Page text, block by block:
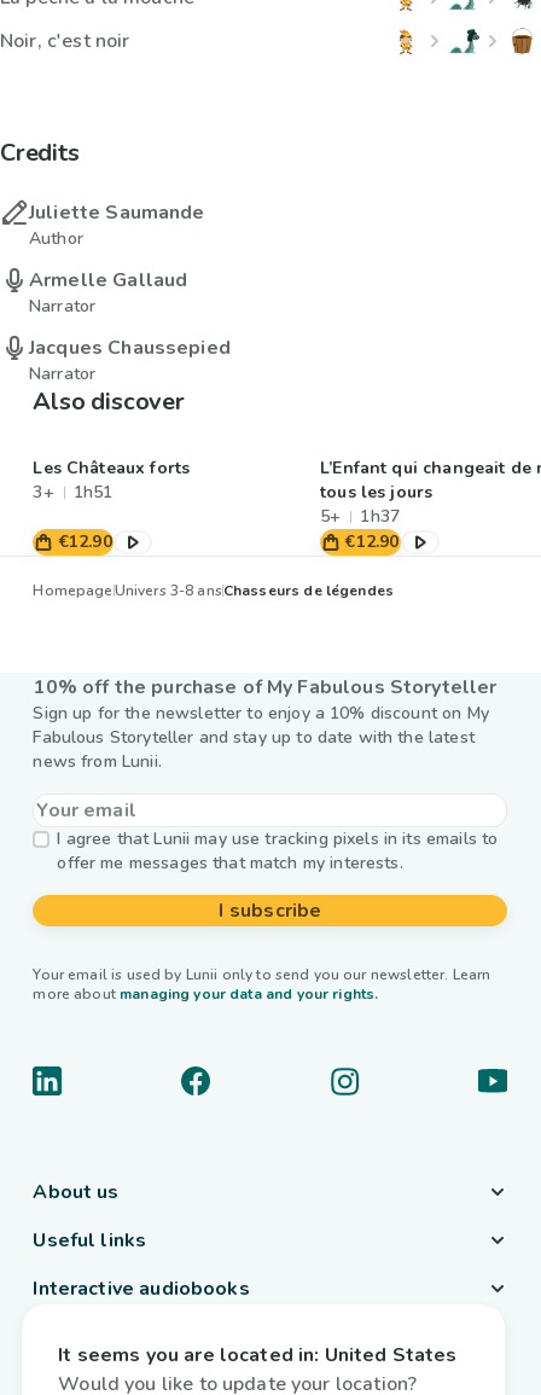
Noir, c'est noir
Credits
Juliette Saumande
Author
Armelle Gallaud
Narrator
Jacques Chaussepied
Narrator
Also discover
Les Châteaux forts
3+
1h51
€12.90
L’Enfant qui changeait de
tous les jours
5+
1h37
€12.90
HomepageUnivers 3-8 ansChasseurs de légendes
10% off the purchase of My Fabulous Storyteller
Sign up for the newsletter to enjoy a 10% discount on My
Fabulous Storyteller and stay up to date with the latest
news from Lunii.
I agree that Lunii may use tracking pixels in its emails to
offer me messages that match my interests.
I subscribe
Your email is used by Lunii only to send you our newsletter. Learn
more about managing your data and your rights.
About us
Useful links
Interactive audiobooks
Belgium English
It seems you are located in: United States
Would you like to update your location?